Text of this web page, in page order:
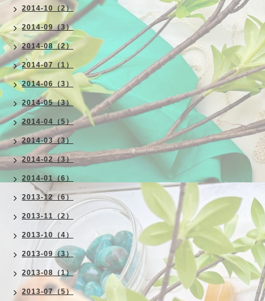
2014-10（2）
2014-09（3）
2014-08（2）
2014-07（1）
2014-06（3）
2014-05（3）
2014-04（5）
2014-03（3）
2014-02（3）
2014-01（6）
2013-12（6）
2013-11（2）
2013-10（4）
2013-09（3）
2013-08（1）
2013-07（5）